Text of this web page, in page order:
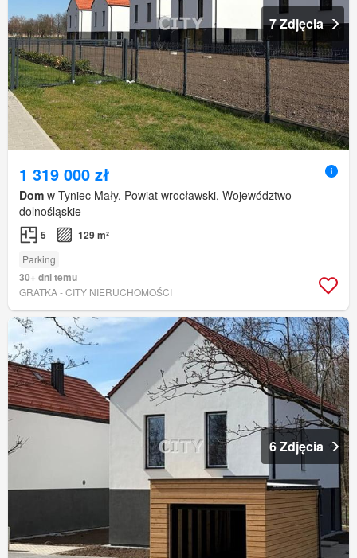
7 Zdjęcia
1 319 000 zł
Dom w Tyniec Mały, Powiat wrocławski, Województwo
dolnośląskie
5 129 m²
Parking
30+ dni temu
GRATKA - CITY NIERUCHOMOŚCI
6 Zdjęcia